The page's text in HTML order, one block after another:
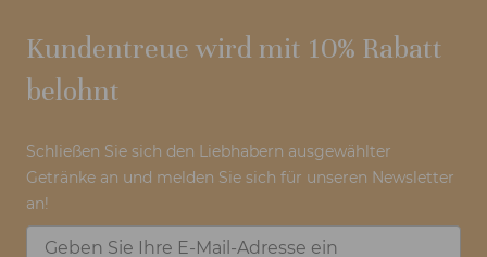
Kundentreue wird mit 10% Rabatt
belohnt
Schließen Sie sich den Liebhabern ausgewählter
Getränke an und melden Sie sich für unseren Newsletter
an!